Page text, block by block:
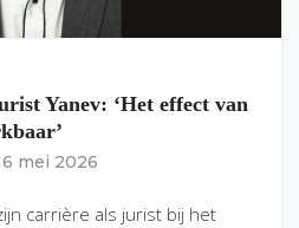
Yanev: ‘Het effect van
6 mei 2026
carrière als jurist bij het